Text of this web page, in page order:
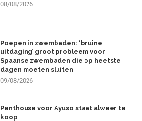
08/08/2026
Poepen in zwembaden: ‘bruine
uitdaging’ groot probleem voor
Spaanse zwembaden die op heetste
dagen moeten sluiten
09/08/2026
Penthouse voor Ayuso staat alweer te
koop